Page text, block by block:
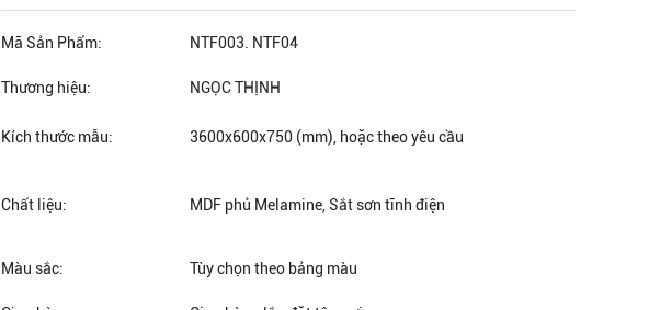
Mã Sản Phẩm: NTF003. NTF04
Thương hiệu: NGỌC THỊNH
Kích thước mẫu: 3600x600x750 (mm), hoặc theo yêu cầu
Chất liệu: MDF phủ Melamine, Sắt sơn tĩnh điện
Màu sắc: Tùy chọn theo bảng màu